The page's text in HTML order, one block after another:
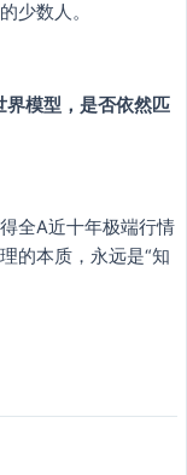
少数人。
模型，是否依然匹
全A近十年极端行情
的本质，永远是“知